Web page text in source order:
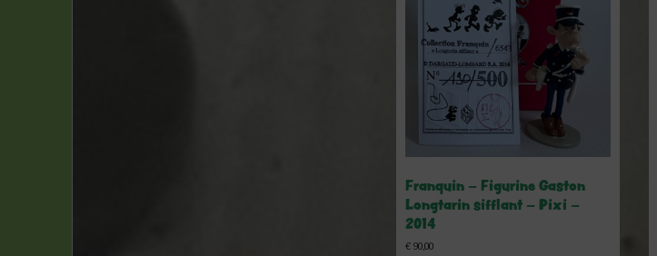
Franquin – Figurine Gaston
Longtarin sifflant – Pixi –
2014
€90,00